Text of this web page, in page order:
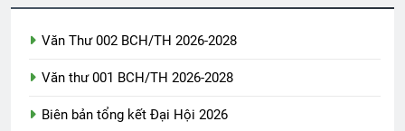
Văn Thư 002 BCH/TH 2026-2028
Văn thư 001 BCH/TH 2026-2028
Biên bản tổng kết Đại Hội 2026